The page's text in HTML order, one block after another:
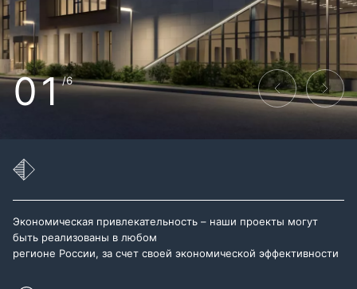
01/6
Экономическая привлекательность – наши проекты могут
быть реализованы в любом
регионе России, за счет своей экономической эффективности